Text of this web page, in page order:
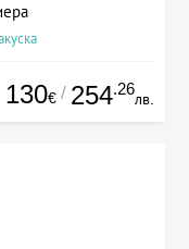
130€ / 254.26
лв.